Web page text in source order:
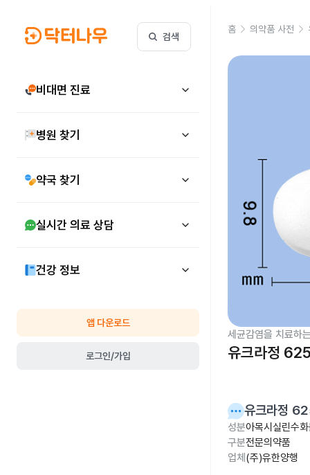
검색
비대면 진료
병원 찾기
약국 찾기
실시간 의료 상담
건강 정보
앱 다운로드
로그인/가입
홈 의약품 사전
세균감염을 치료하
유크라정
유크라정
성분아목시실린수
구분전문의약품
업체 (주)유한양행